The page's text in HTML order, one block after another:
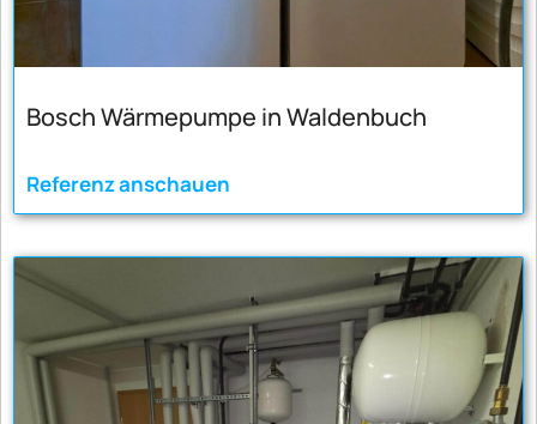
Bosch Wärmepumpe in Waldenbuch
Referenz anschauen